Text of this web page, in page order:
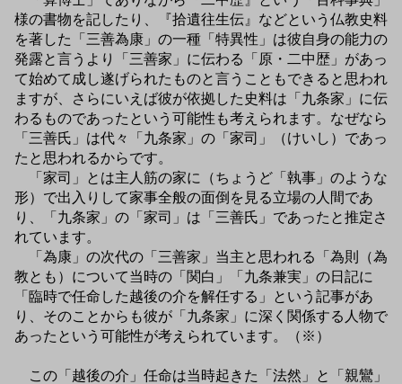
様の書物を記したり、『拾遺往生伝』などという仏教史料
を著した「三善為康」の一種「特異性」は彼自身の能力の
発露と言うより「三善家」に伝わる「原・二中歴」があっ
て始めて成し遂げられたものと言うこともできると思われ
ますが、さらにいえば彼が依拠した史料は「九条家」に伝
わるものであったという可能性も考えられます。なぜなら
「三善氏」は代々「九条家」の「家司」（けいし）であっ
たと思われるからです。
「家司」とは主人筋の家に（ちょうど「執事」のような
形）で出入りして家事全般の面倒を見る立場の人間であ
り、「九条家」の「家司」は「三善氏」であったと推定さ
れています。
「為康」の次代の「三善家」当主と思われる「為則（為
教とも）について当時の「関白」「九条兼実」の日記に
「臨時で任命した越後の介を解任する」という記事があ
り、そのことからも彼が「九条家」に深く関係する人物で
あったという可能性が考えられています。（※）
この「越後の介」任命は当時起きた「法然」と「親鸞」